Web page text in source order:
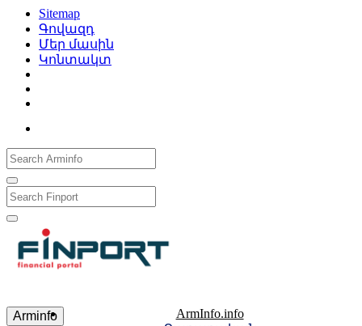
Sitemap
Գովազդ
Մեր մասին
Կոնտակտ
Arminfo
ArmInfo.info